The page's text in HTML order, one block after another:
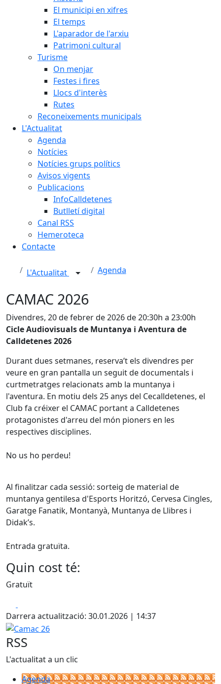
El municipi en xifres
El temps
L'aparador de l'arxiu
Patrimoni cultural
Turisme
On menjar
Festes i fires
Llocs d'interès
Rutes
Reconeixements municipals
L'Actualitat
Agenda
Notícies
Notícies grups polítics
Avisos vigents
Publicacions
InfoCalldetenes
Butlletí digital
Canal RSS
Hemeroteca
Contacte
L'Actualitat Agenda
CAMAC 2026
Divendres, 20 de febrer de 2026 de 20:30h a 23:00h
Cicle Audiovisuals de Muntanya i Aventura de
Calldetenes 2026
Durant dues setmanes, reserva’t els divendres per
veure en gran pantalla un seguit de documentals i
curtmetratges relacionats amb la muntanya i
l'aventura. En motiu dels 25 anys del Cecalldetenes, el
Club fa créixer el CAMAC portant a Calldetenes
protagonistes d'arreu del món pioners en les
respectives disciplines.
No us ho perdeu!
Al finalitzar cada sessió: sorteig de material de
muntanya gentilesa d'Esports Horitzó, Cervesa Cingles,
Garatge Fanatik, Montanyà, Muntanya de Llibres i
Didak’s.
Entrada gratuïta.
Quin cost té:
Gratuït
Darrera actualització: 30.01.2026 | 14:37
Camac 26
RSS
L'actualitat a un clic
Agenda